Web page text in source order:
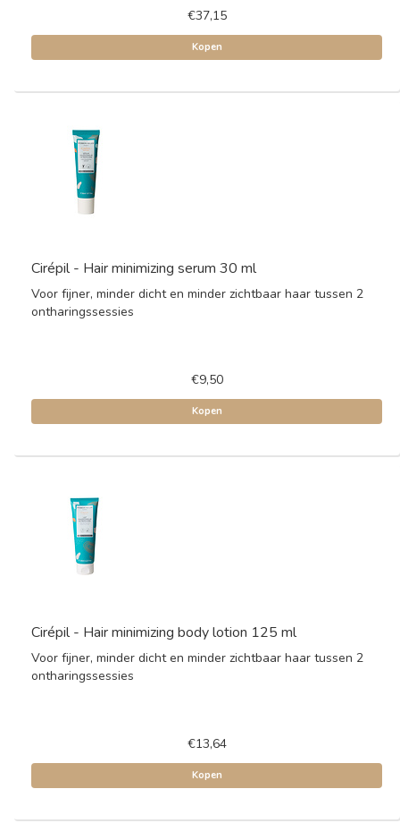
€37,15
Kopen
Cirépil - Hair minimizing serum 30 ml
Voor fijner, minder dicht en minder zichtbaar haar tussen 2
ontharingssessies
€9,50
Kopen
Cirépil - Hair minimizing body lotion 125 ml
Voor fijner, minder dicht en minder zichtbaar haar tussen 2
ontharingssessies
€13,64
Kopen